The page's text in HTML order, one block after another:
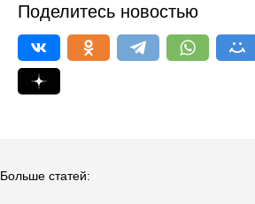
Поделитесь новостью
Больше статей: